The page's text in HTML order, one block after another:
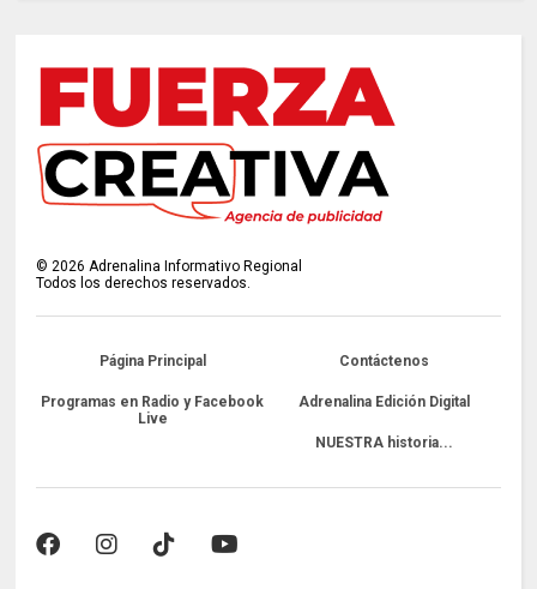
© 2026 Adrenalina Informativo Regional
Todos los derechos reservados.
Página Principal Contáctenos
Programas en Radio y Facebook
Live
Adrenalina Edición Digital
NUESTRA historia...